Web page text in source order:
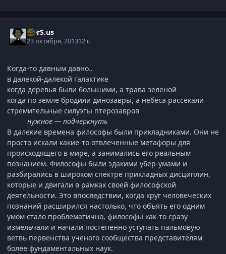
V.erS.us
23 октября, 201312 г.
Когда-то давным давно..
в далекой-далекой галактике
когда деревья были большими, а трава зеленой
когда по земле бродили динозавры, а небеса рассекали
стремительные силуэты птерозавров
нужное — подчеркнуть
В далекие времена философы были прикладниками. Они не
просто искали какие-то отвлеченные метафоры для
происходящего в мире, а занимались его реальным
познанием. Философы были эдакими убер-умами и
разбирались в широком спектре прикладных дисциплин,
которые и двигали в рамках своей философской
деятельности. Это впоследствии, когда круг человеческих
познаний расширился настолько, что объять его одним
умом стало проблематично, философы как-то сразу
измельчали и начали постепенно уступать пальмовую
ветвь первенства ученого сообщества представителям
более фундаментальных наук.